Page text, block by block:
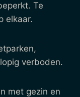
Te
elkaar.
verboden.
met gezin en